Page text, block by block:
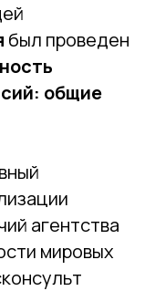
был проведен
общие
агентства
мировых